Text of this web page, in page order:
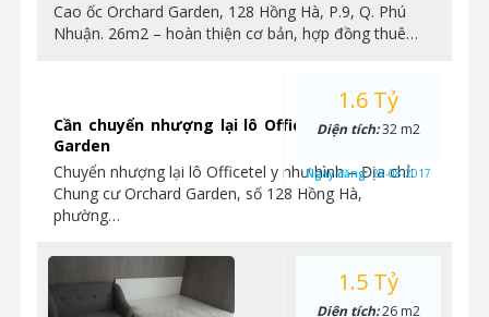
Cao ốc Orchard Garden, 128 Hồng Hà, P.9, Q. Phú
Nhuận. 26m2 – hoàn thiện cơ bản, hợp đồng thuê…
Cần chuyển nhượng lại lô Officetel tại Orchard
Garden
Chuyển nhượng lại lô Officetel y như hình – Địa chỉ:
Chung cư Orchard Garden, số 128 Hồng Hà,
phường…
1.6 Tỷ
Diện tích:32 m2
Ngày đăng:28-08-2017
1.5 Tỷ
Diện tích:26 m2